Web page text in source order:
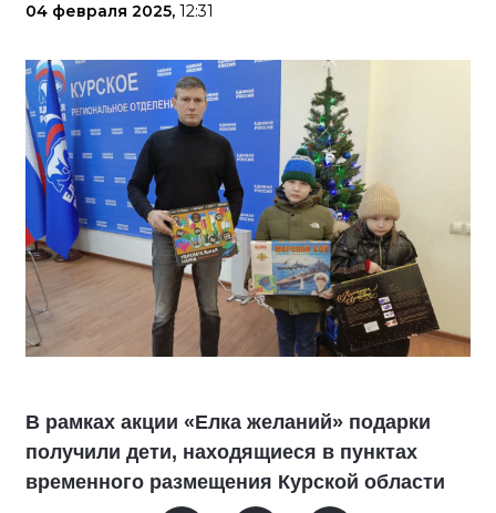
04 февраля 2025, 12:31
В рамках акции «Елка желаний» подарки
получили дети, находящиеся в пунктах
временного размещения Курской области